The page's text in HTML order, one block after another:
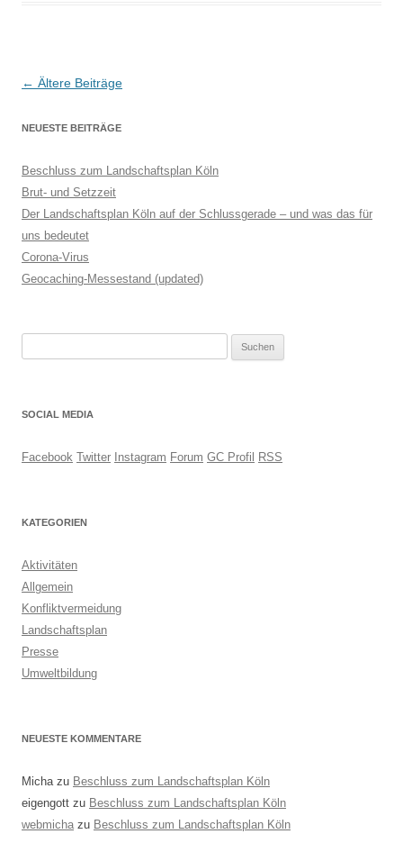
Beitragsnavigation
← Ältere Beiträge
NEUESTE BEITRÄGE
Beschluss zum Landschaftsplan Köln
Brut- und Setzzeit
Der Landschaftsplan Köln auf der Schlussgerade – und was das für
uns bedeutet
Corona-Virus
Geocaching-Messestand (updated)
SOCIAL MEDIA
Facebook Twitter Instagram Forum GC Profil RSS
KATEGORIEN
Aktivitäten
Allgemein
Konfliktvermeidung
Landschaftsplan
Presse
Umweltbildung
NEUESTE KOMMENTARE
Michazu Beschluss zum Landschaftsplan Köln
eigengott zu Beschluss zum Landschaftsplan Köln
webmicha zu Beschluss zum Landschaftsplan Köln